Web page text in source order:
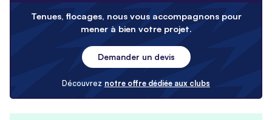
Tenues, flocages, nous vous accompagnons pour
mener à bien votre projet.
Demander un devis
Découvrez notre offre dédiée aux clubs